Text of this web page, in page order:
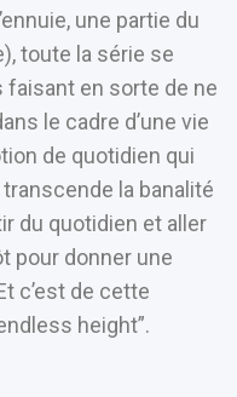
une partie du
toute la série se
en sorte de ne
le cadre d’une vie
de quotidien qui
la banalité
du quotidien et aller
pour donner une
c’est de cette
height”.